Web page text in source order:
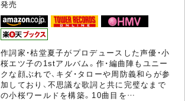
発売
作詞家・枯堂夏子がプロデュースした声優・小
桜エツ子の1stアルバム。作・編曲陣もユニー
クな顔ぶれで、キダ・タローや周防義和らが参
加しており、不思議な歌詞と共に完璧なまで
の小桜ワールドを構築。10曲目を…